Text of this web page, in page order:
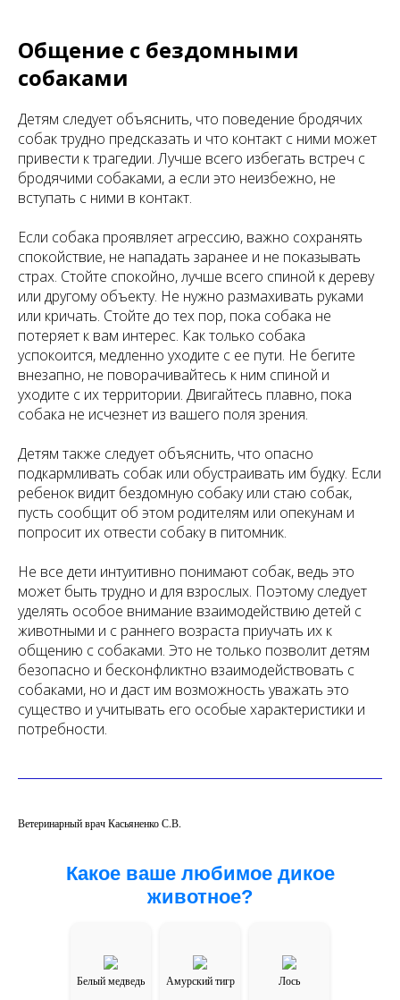
Общение с бездомными
собаками
Детям следует объяснить, что поведение бродячих
собак трудно предсказать и что контакт с ними может
привести к трагедии. Лучше всего избегать встреч с
бродячими собаками, а если это неизбежно, не
вступать с ними в контакт.
Если собака проявляет агрессию, важно сохранять
спокойствие, не нападать заранее и не показывать
страх. Стойте спокойно, лучше всего спиной к дереву
или другому объекту. Не нужно размахивать руками
или кричать. Стойте до тех пор, пока собака не
потеряет к вам интерес. Как только собака
успокоится, медленно уходите с ее пути. Не бегите
внезапно, не поворачивайтесь к ним спиной и
уходите с их территории. Двигайтесь плавно, пока
собака не исчезнет из вашего поля зрения.
Детям также следует объяснить, что опасно
подкармливать собак или обустраивать им будку. Если
ребенок видит бездомную собаку или стаю собак,
пусть сообщит об этом родителям или опекунам и
попросит их отвести собаку в питомник.
Не все дети интуитивно понимают собак, ведь это
может быть трудно и для взрослых. Поэтому следует
уделять особое внимание взаимодействию детей с
животными и с раннего возраста приучать их к
общению с собаками. Это не только позволит детям
безопасно и бесконфликтно взаимодействовать с
собаками, но и даст им возможность уважать это
существо и учитывать его особые характеристики и
потребности.
Ветеринарный врач Касьяненко С.В.
Какое ваше любимое дикое
животное?
Белый медведь Амурский тигр Лось